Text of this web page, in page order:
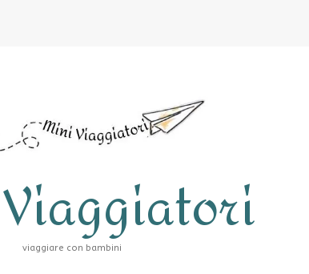
viaggiare con bambini